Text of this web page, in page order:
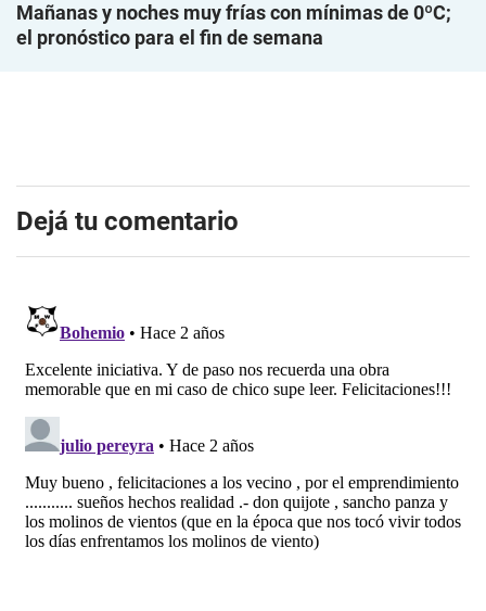
Mañanas y noches muy frías con mínimas de 0ºC;
el pronóstico para el fin de semana
Dejá tu comentario